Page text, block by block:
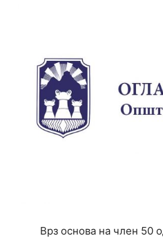
Врз основа на член 50